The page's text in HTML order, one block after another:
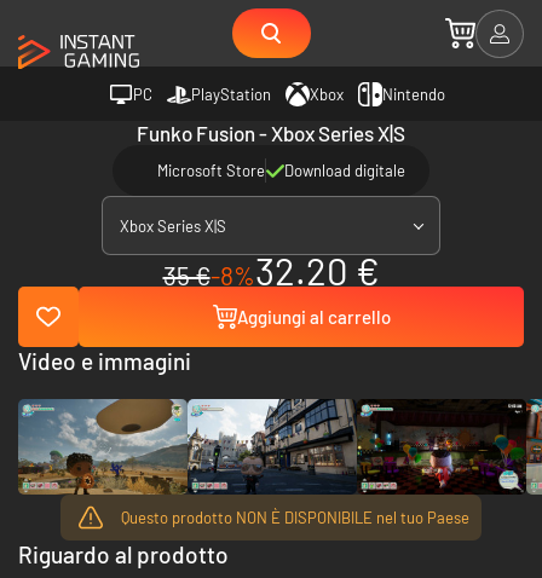
PC PlayStation Xbox Nintendo
Funko Fusion - Xbox Series X|S
Microsoft Store Download digitale
Xbox Series X|S
35 €-8%32.20 €
Aggiungi al carrello
Questo prodotto NON È DISPONIBILE nel tuo Paese
Riguardo al prodotto
Video e immagini